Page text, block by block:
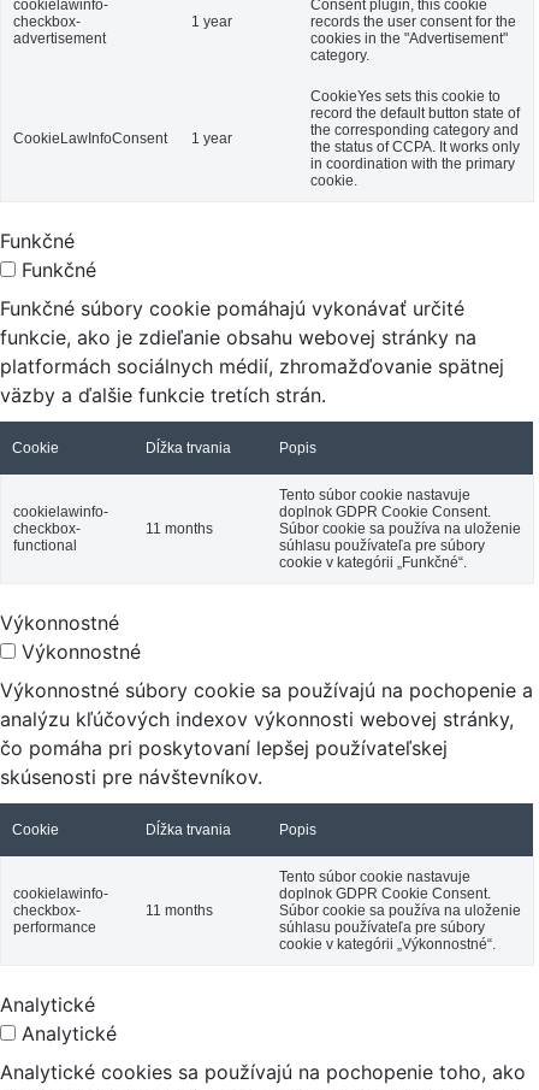
cookielawinfo-
checkbox-
advertisement
1 year
Consent plugin, this cookie
records the user consent for the
cookies in the "Advertisement"
category.
CookieLawInfoConsent 1 year
CookieYes sets this cookie to
record the default button state of
the corresponding category and
the status of CCPA. It works only
in coordination with the primary
cookie.
Funkčné
Funkčné
Funkčné súbory cookie pomáhajú vykonávať určité
funkcie, ako je zdieľanie obsahu webovej stránky na
platformách sociálnych médií, zhromažďovanie spätnej
väzby a ďalšie funkcie tretích strán.
Cookie Dĺžka trvania Popis
cookielawinfo-
checkbox-
functional
11 months
Tento súbor cookie nastavuje
doplnok GDPR Cookie Consent.
Súbor cookie sa používa na uloženie
súhlasu používateľa pre súbory
cookie v kategórii „Funkčné“.
Výkonnostné
Výkonnostné
Výkonnostné súbory cookie sa používajú na pochopenie a
analýzu kľúčových indexov výkonnosti webovej stránky,
čo pomáha pri poskytovaní lepšej používateľskej
skúsenosti pre návštevníkov.
Cookie Dĺžka trvania Popis
cookielawinfo-
checkbox-
performance
11 months
Tento súbor cookie nastavuje
doplnok GDPR Cookie Consent.
Súbor cookie sa používa na uloženie
súhlasu používateľa pre súbory
cookie v kategórii „Výkonnostné“.
Analytické
Analytické
Analytické cookies sa používajú na pochopenie toho, ako